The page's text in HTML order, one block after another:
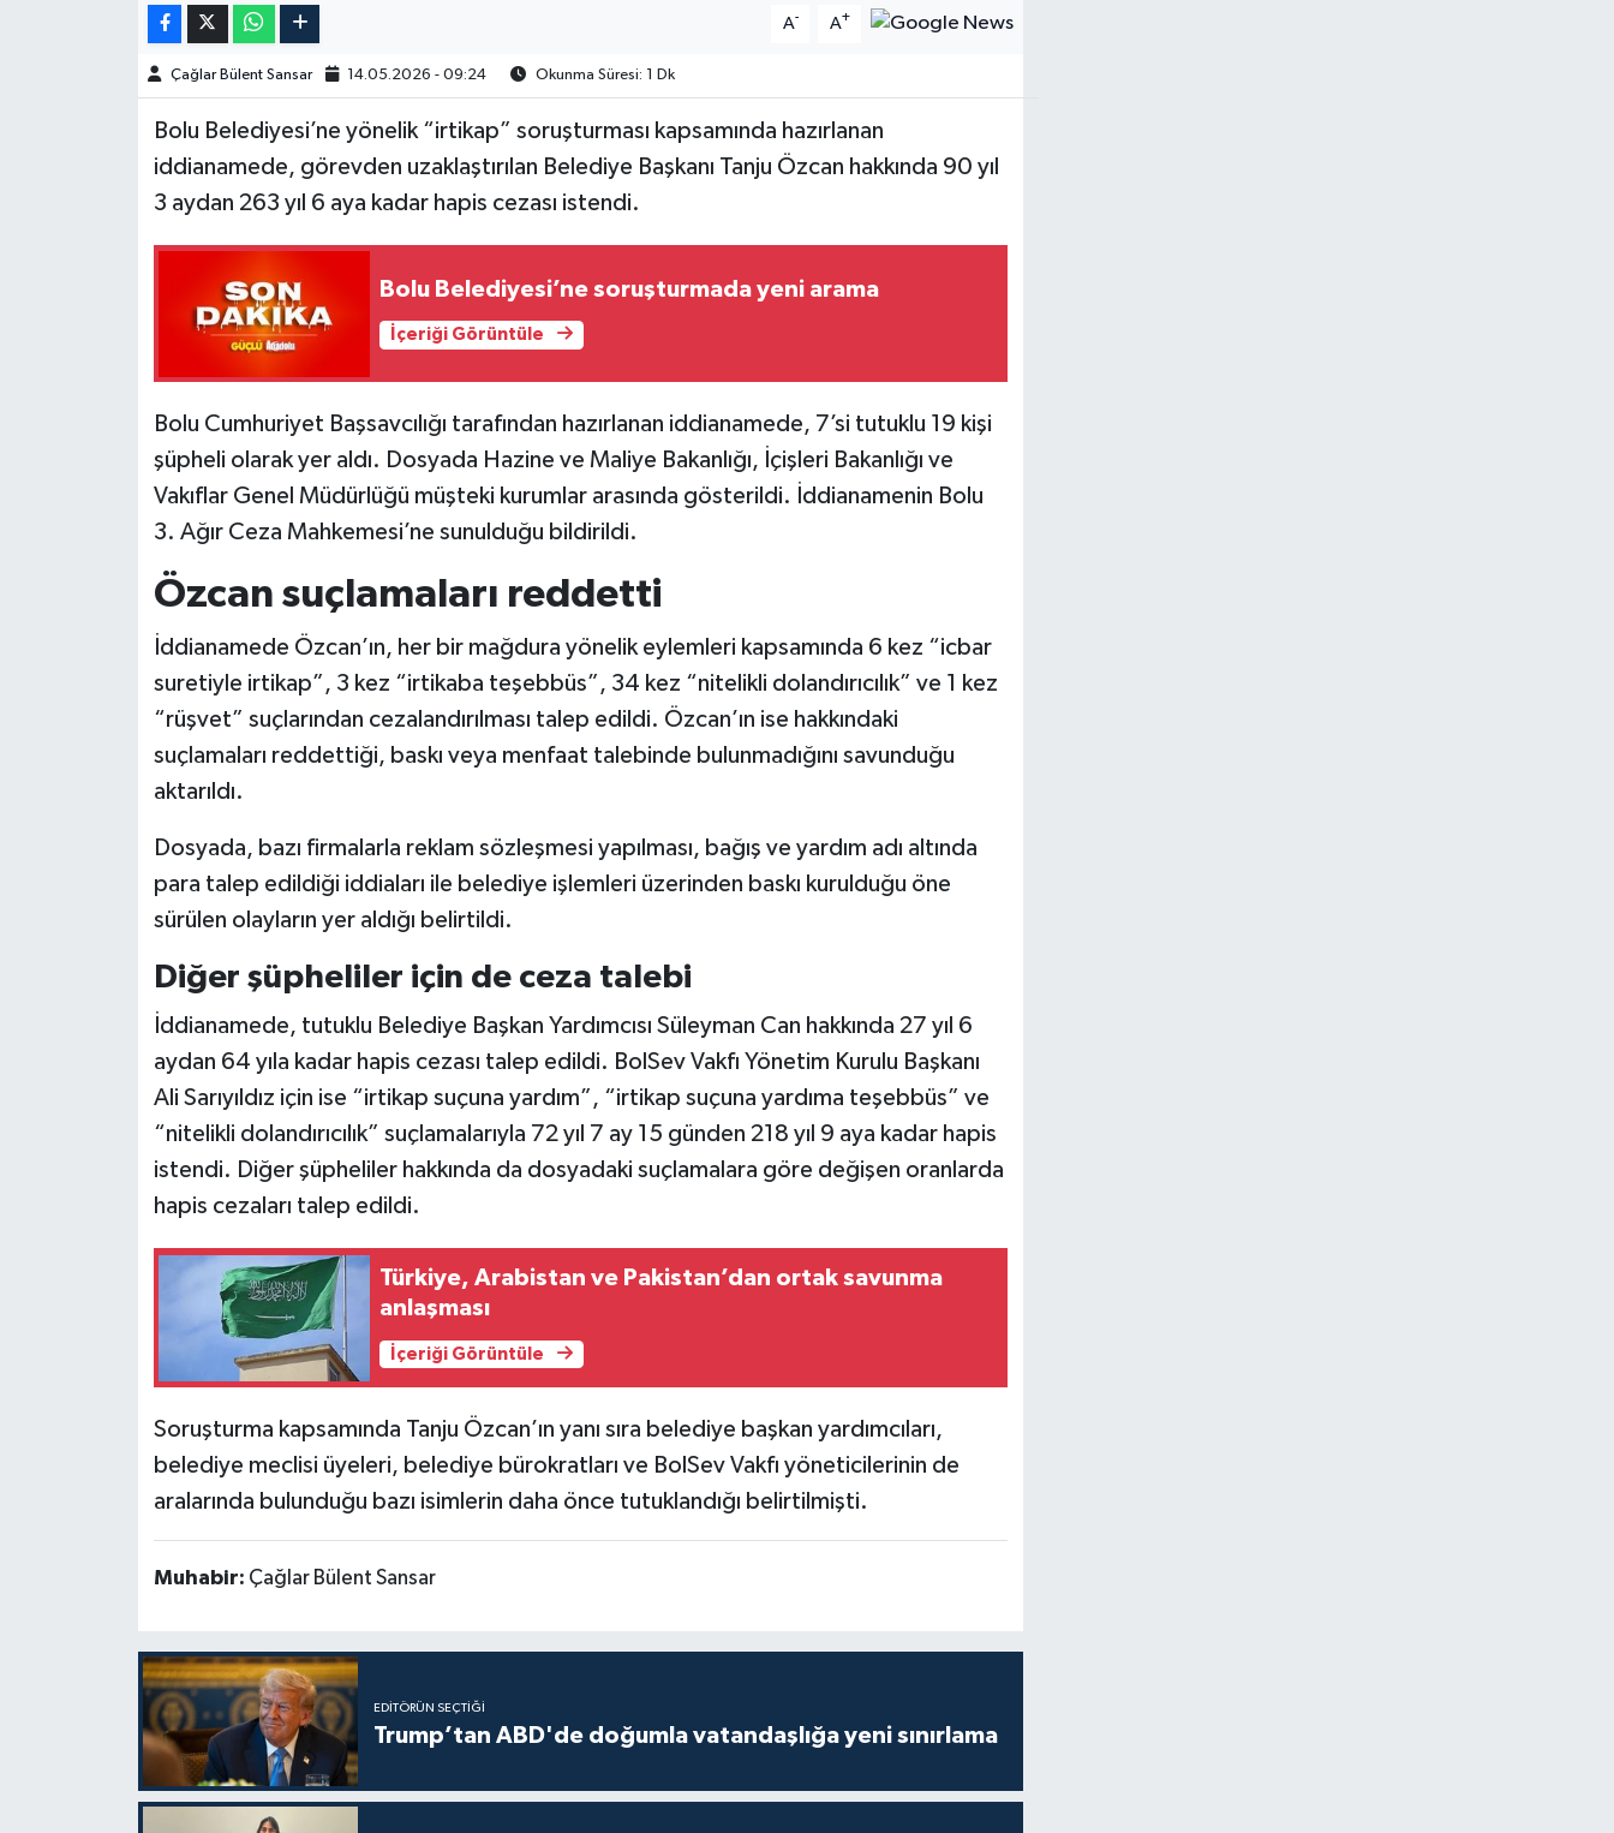
A- A+
Çağlar Bülent Sansar 14.05.2026 - 09:24 Okunma Süresi: 1 Dk
Bolu Belediyesi’ne yönelik “irtikap” soruşturması kapsamında hazırlanan
iddianamede, görevden uzaklaştırılan Belediye Başkanı Tanju Özcan hakkında 90 yıl
3 aydan 263 yıl 6 aya kadar hapis cezası istendi.
Bolu Belediyesi’ne soruşturmada yeni arama
İçeriği Görüntüle
Bolu Cumhuriyet Başsavcılığı tarafından hazırlanan iddianamede, 7’si tutuklu 19 kişi
şüpheli olarak yer aldı. Dosyada Hazine ve Maliye Bakanlığı, İçişleri Bakanlığı ve
Vakıflar Genel Müdürlüğü müşteki kurumlar arasında gösterildi. İddianamenin Bolu
3. Ağır Ceza Mahkemesi’ne sunulduğu bildirildi.
Özcan suçlamaları reddetti
İddianamede Özcan’ın, her bir mağdura yönelik eylemleri kapsamında 6 kez “icbar
suretiyle irtikap”, 3 kez “irtikaba teşebbüs”, 34 kez “nitelikli dolandırıcılık” ve 1 kez
“rüşvet” suçlarından cezalandırılması talep edildi. Özcan’ın ise hakkındaki
suçlamaları reddettiği, baskı veya menfaat talebinde bulunmadığını savunduğu
aktarıldı.
Dosyada, bazı firmalarla reklam sözleşmesi yapılması, bağış ve yardım adı altında
para talep edildiği iddiaları ile belediye işlemleri üzerinden baskı kurulduğu öne
sürülen olayların yer aldığı belirtildi.
Diğer şüpheliler için de ceza talebi
İddianamede, tutuklu Belediye Başkan Yardımcısı Süleyman Can hakkında 27 yıl 6
aydan 64 yıla kadar hapis cezası talep edildi. BolSev Vakfı Yönetim Kurulu Başkanı
Ali Sarıyıldız için ise “irtikap suçuna yardım”, “irtikap suçuna yardıma teşebbüs” ve
“nitelikli dolandırıcılık” suçlamalarıyla 72 yıl 7 ay 15 günden 218 yıl 9 aya kadar hapis
istendi. Diğer şüpheliler hakkında da dosyadaki suçlamalara göre değişen oranlarda
hapis cezaları talep edildi.
Türkiye, Arabistan ve Pakistan’dan ortak savunma
anlaşması
İçeriği Görüntüle
Soruşturma kapsamında Tanju Özcan’ın yanı sıra belediye başkan yardımcıları,
belediye meclisi üyeleri, belediye bürokratları ve BolSev Vakfı yöneticilerinin de
aralarında bulunduğu bazı isimlerin daha önce tutuklandığı belirtilmişti.
Muhabir: Çağlar Bülent Sansar
EDITÖRÜN SEÇTIĞI
Trump’tan ABD'de doğumla vatandaşlığa yeni sınırlama
Kim kimdir?
Yaşam-Çevre